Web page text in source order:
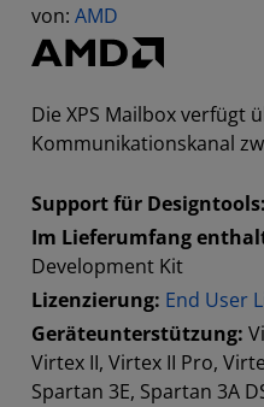
von: AMD
Die XPS Mailbox verfügt
Kommunikationskanal
Support für Designtools:
Im Lieferumfang
Development Kit
Lizenzierung: End User
Geräteunterstützung:
Virtex II, Virtex II Pro,
Spartan 3E, Spartan 3A